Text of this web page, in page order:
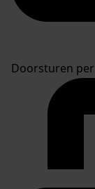
Doorsturen